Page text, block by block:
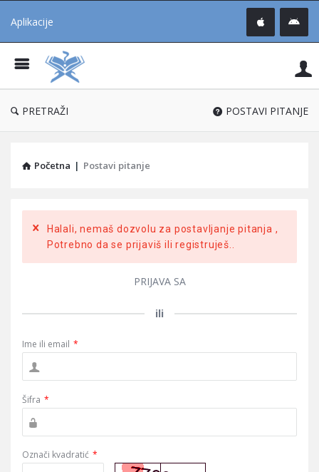
Aplikacije
®
PRETRAŽI POSTAVI PITANJE
Početna | Postavi pitanje
Halali, nemaš dozvolu za postavljanje pitanja ,
Potrebno da se prijaviš ili registruješ..
PRIJAVA SA
ili
Ime ili email *
Šifra *
Označi kvadratić *